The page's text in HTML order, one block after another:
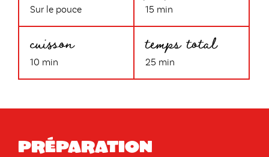
Sur le pouce 15 min
cuisson
10 min
temps total
25 min
Préparation